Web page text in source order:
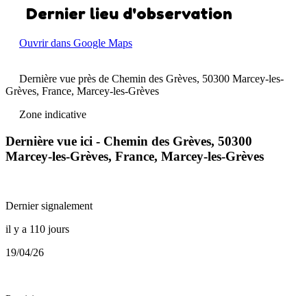
Dernier lieu d'observation
Ouvrir dans Google Maps
Dernière vue près de Chemin des Grèves, 50300 Marcey-les-
Grèves, France, Marcey-les-Grèves
Zone indicative
Dernière vue ici - Chemin des Grèves, 50300
Marcey-les-Grèves, France, Marcey-les-Grèves
Dernier signalement
il y a 110 jours
19/04/26